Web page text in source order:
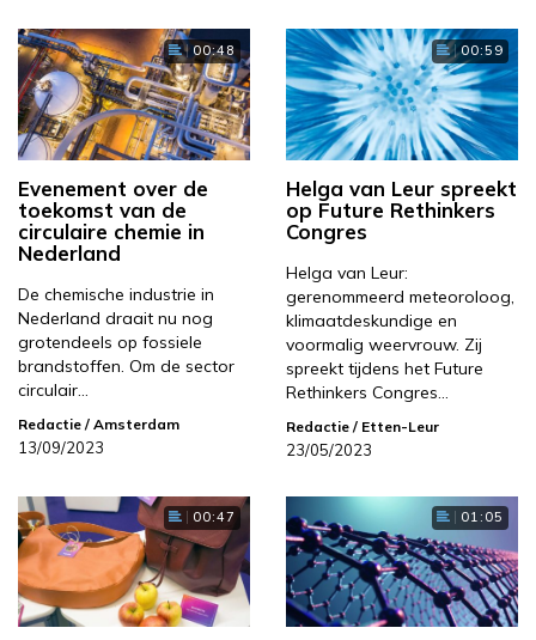
00:48
Evenement over de
toekomst van de
circulaire chemie in
Nederland
De chemische industrie in
Nederland draait nu nog
grotendeels op fossiele
brandstoffen. Om de sector
circulair…
Redactie / Amsterdam
13/09/2023
00:59
Helga van Leur spreekt
op Future Rethinkers
Congres
Helga van Leur:
gerenommeerd meteoroloog,
klimaatdeskundige en
voormalig weervrouw. Zij
spreekt tijdens het Future
Rethinkers Congres…
Redactie / Etten-Leur
23/05/2023
00:47 01:05